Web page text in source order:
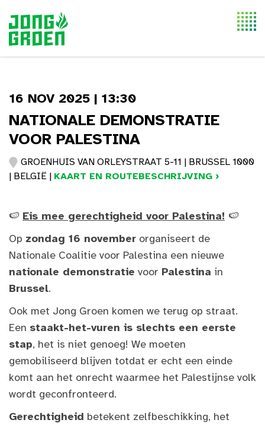
16 NOV 2025 | 13:30
NATIONALE DEMONSTRATIE
VOOR PALESTINA
GROENHUIS VAN ORLEYSTRAAT 5-11 | BRUSSEL 1000
| BELGIË | KAART EN ROUTEBESCHRIJVING ›
🍉 Eis mee gerechtigheid voor Palestina! 🍉
Op zondag 16 november organiseert de
Nationale Coalitie voor Palestina een nieuwe
nationale demonstratie voor Palestina in
Brussel.
Ook met Jong Groen komen we terug op straat.
Een staakt-het-vuren is slechts een eerste
stap, het is niet genoeg! We moeten
gemobiliseerd blijven totdat er echt een einde
komt aan het onrecht waarmee het Palestijnse volk
wordt geconfronteerd.
Gerechtigheid betekent zelfbeschikking, het